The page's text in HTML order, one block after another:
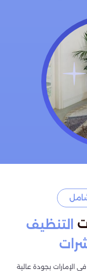
التنظيف
الإمارات بجودة عالية